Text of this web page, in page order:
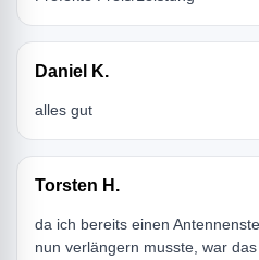
Daniel K.
alles gut
Torsten H.
da ich bereits einen
nun verlängern musste, war